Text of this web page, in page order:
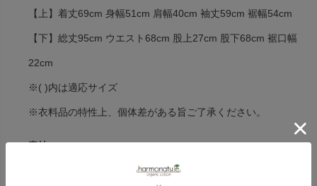
【上】着丈69cm 身幅51cm 肩幅40cm 袖丈59cm 裾幅54cm
【下】総丈95cm ウエスト68cm 股上27cm 股下68cm 裾口幅
22cm
※( )内は適応サイズ
※衣料品の特性上、個体差がある旨ご了承ください。
素材
オーガニックコットン94% ヤク6%・エアニット(接結天竺)